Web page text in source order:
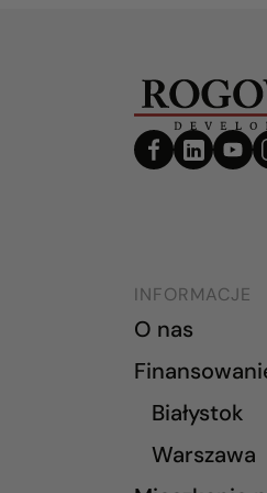
INFORMACJE
O nas
Białystok
Warszawa